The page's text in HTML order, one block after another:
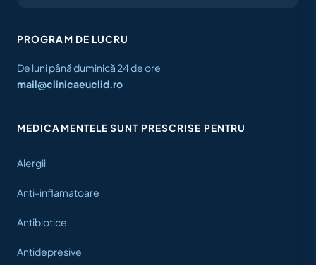
PROGRAM DE LUCRU
De luni până duminică 24 de ore
mail@clinicaeuclid.ro
MEDICAMENTELE SUNT PRESCRISE PENTRU
Alergii
Anti-inflamatoare
Antibiotice
Antidepresive